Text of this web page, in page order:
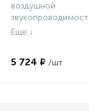
воздушной
5 724 ₽